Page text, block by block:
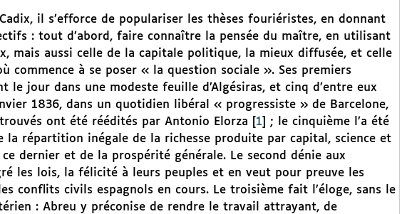
il s’efforce de populariser les thèses fouriéristes, en donnant
: tout d’abord, faire connaître la pensée du maître, en utilisant
mais aussi celle de la capitale politique, la mieux diffusée, et celle
commence à se poser « la question sociale ». Ses premiers
jour dans une modeste feuille d’Algésiras, et cinq d’entre eux
1836, dans un quotidien libéral « progressiste » de Barcelone,
ont été réédités par Antonio Elorza 1
; le cinquième l’a été
la répartition inégale de la richesse produite par capital, science et
dernier et de la prospérité générale. Le second dénie aux
les lois, la félicité à leurs peuples et en veut pour preuve les
conflits civils espagnols en cours. Le troisième fait l’éloge, sans le
: Abreu y préconise de rendre le travail attrayant, de